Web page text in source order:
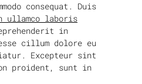
consequat. Duis
ullamco laboris
in
cillum dolore eu
Excepteur sint
proident, sunt in